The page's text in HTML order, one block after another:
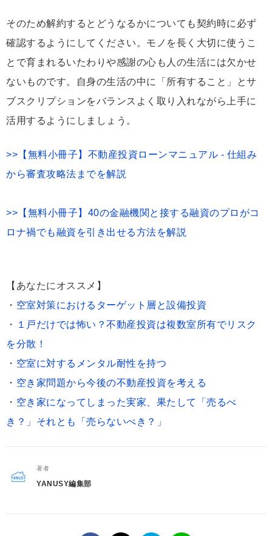
そのため解約するとどうなるかについても契約時に必ず
確認するようにしてください。モノを長く大切に使うこ
とで育まれるいたわりや感謝の心も人の生活には欠かせ
ないものです。自身の生活の中に「所有すること」とサ
ブスクリプションをバランスよく取り入れながら上手に
活用するようにしましょう。
>>【無料小冊子】不動産投資ローンマニュアル - 仕組み
から審査攻略法までを解説
>>【無料小冊子】40の金融機関と接する融資のプロがコ
ロナ禍でも融資を引き出せる方法を解説
【あなたにオススメ】
・ 空室対策におけるターゲット層と設備投資
・
１戸だけでは怖い？不動産投資は複数室所有でリスク
を分散！
・ 空室に対するメンタル耐性を持つ
・ 空き家問題から今後の不動産投資を考える
・ 空き家になってしまった実家、果たして「売るべ
き？」それとも「売らないべき？」
著者
YANUSY編集部